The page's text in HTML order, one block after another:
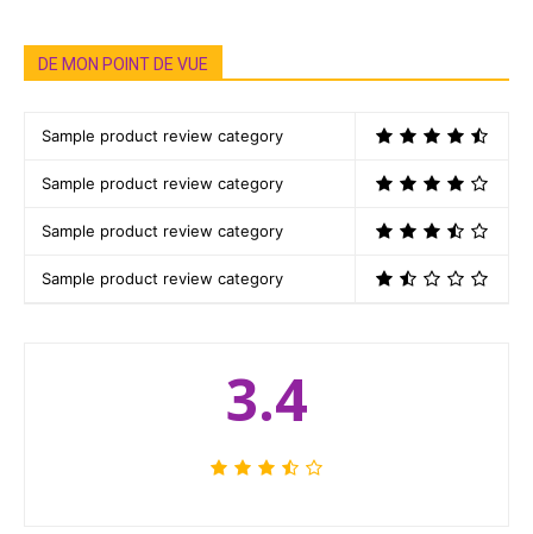
DE MON POINT DE VUE
Sample product review category
Sample product review category
Sample product review category
Sample product review category
3.4